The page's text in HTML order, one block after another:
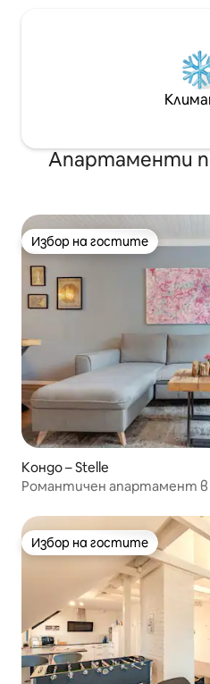
Апартаменти
Избор на гостите
Избор на гостите
Кондо – Stelle
Романтичен апартамент
Избор на гостите
Избор на гостите